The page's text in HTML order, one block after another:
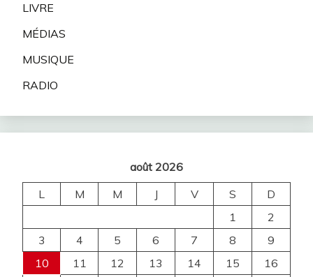
LIVRE
MÉDIAS
MUSIQUE
RADIO
août 2026
L
M M J V S
D
1
2
3
4 5 6 7 8
9
10
11 12 13 14 15
16